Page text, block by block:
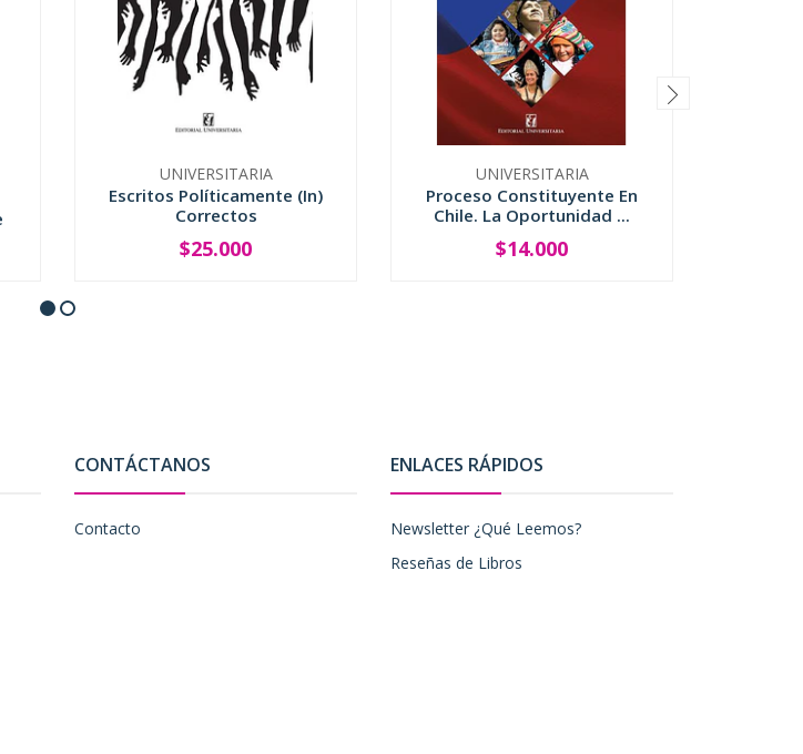
UNIVERSITARIA
Escritos Políticamente (In)
Correctos
+
$25.000
UNIVERSITARIA
Proceso Constituyente En
Chile. La Oportunidad ...
+
$14.000
CONTÁCTANOS
Contacto
ENLACES RÁPIDOS
Newsletter ¿Qué Leemos?
Reseñas de Libros